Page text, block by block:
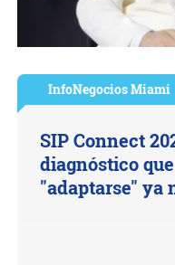
InfoNegocios Miami
SIP Connect
diagnóstico
"adaptarse" ya